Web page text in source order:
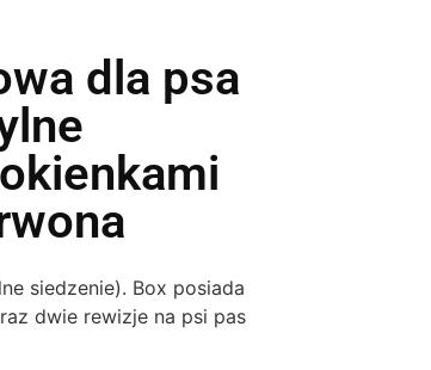
dla psa
siedzenie). Box posiada
dwie rewizje na psi pas